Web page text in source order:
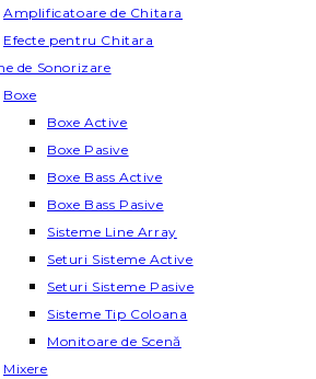
Amplificatoare de Chitara
Efecte pentru Chitara
de Sonorizare
Boxe
Boxe Active
Boxe Pasive
Boxe Bass Active
Boxe Bass Pasive
Sisteme Line Array
Seturi Sisteme Active
Seturi Sisteme Pasive
Sisteme Tip Coloana
Monitoare de Scenă
Mixere